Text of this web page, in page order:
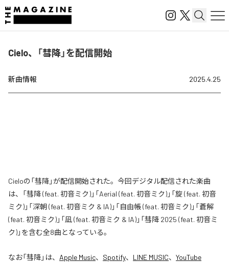
Cielo、「彗降」を配信開始
新曲情報 2025.4.25
Cieloの「彗降」が配信開始された。今回デジタル配信された楽曲
は、「彗降 (feat. 初音ミク)」「Aerial (feat. 初音ミク)」「旋 (feat. 初音
ミク)」「深朝 (feat. 初音ミク & IA)」「自由帳 (feat. 初音ミク)」「蒼解
(feat. 初音ミク)」「凪 (feat. 初音ミク & IA)」「彗降 2025 (feat. 初音ミ
ク)」を含む全8曲となっている。
なお「彗降」は、 Apple Music、 Spotify、 LINE MUSIC、 YouTube